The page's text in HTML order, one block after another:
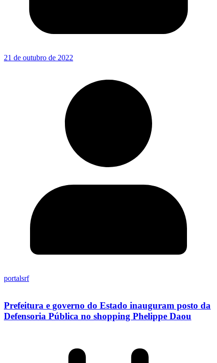
21 de outubro de 2022
portalsrf
Prefeitura e governo do Estado inauguram posto da
Defensoria Pública no shopping Phelippe Daou